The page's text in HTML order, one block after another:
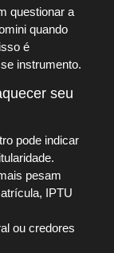
questionar a
quando
é
instrumento.
seu
pode indicar
pesam
IPTU
ou credores